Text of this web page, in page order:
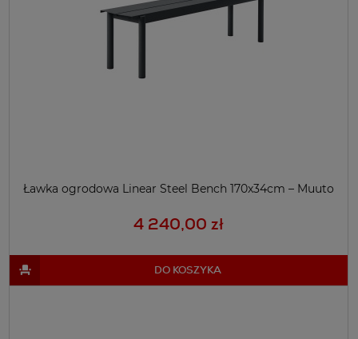
Ławka ogrodowa Linear Steel Bench 170x34cm – Muuto
4 240,00 zł
DO KOSZYKA